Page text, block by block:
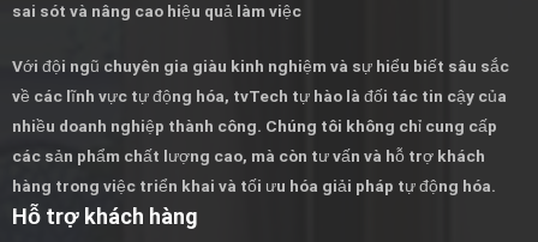
sai sót và nâng cao hiệu quả làm việc
Với đội ngũ chuyên gia giàu kinh nghiệm và sự hiểu biết sâu sắc
về các lĩnh vực tự động hóa, tvTech tự hào là đối tác tin cậy của
nhiều doanh nghiệp thành công. Chúng tôi không chỉ cung cấp
các sản phẩm chất lượng cao, mà còn tư vấn và hỗ trợ khách
hàng trong việc triển khai và tối ưu hóa giải pháp tự động hóa.
Hỗ trợ khách hàng